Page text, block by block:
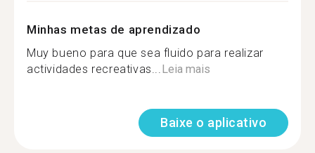
Minhas metas de aprendizado
Muy bueno para que sea fluido para realizar
actividades recreativas...Leia mais
Baixe o aplicativo